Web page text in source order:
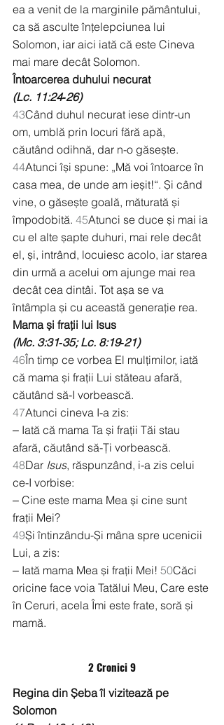
ea a venit de la marginile pământului,
ca să asculte înțelepciunea lui
Solomon, iar aici iată că este Cineva
mai mare decât Solomon.
Întoarcerea duhului necurat
(Lc. 11:24‑26)
43Când duhul necurat iese dintr-un
om, umblă prin locuri fără apă,
căutând odihnă, dar n-o găsește.
44Atunci își spune: „Mă voi întoarce în
casa mea, de unde am ieșit!“. Și când
vine, o găsește goală, măturată și
împodobită. 45Atunci se duce și mai ia
cu el alte șapte duhuri, mai rele decât
el, și, intrând, locuiesc acolo, iar starea
din urmă a acelui om ajunge mai rea
decât cea dintâi. Tot așa se va
întâmpla și cu această generație rea.
Mama și frații lui Isus
(Mc. 3:31‑35; Lc. 8:19‑21)
46În timp ce vorbea El mulțimilor, iată
că mama și frații Lui stăteau afară,
căutând să-I vorbească.
47Atunci cineva I-a zis:
‒ Iată că mama Ta și frații Tăi stau
afară, căutând să-Ți vorbească.
48Dar Isus, răspunzând, i-a zis celui
ce-I vorbise:
‒ Cine este mama Mea și cine sunt
frații Mei?
49Și întinzându-Și mâna spre ucenicii
Lui, a zis:
‒ Iată mama Mea și frații Mei! 50Căci
oricine face voia Tatălui Meu, Care este
în Ceruri, acela Îmi este frate, soră și
mamă.
2 Cronici 9
Regina din Șeba îl vizitează pe
Solomon